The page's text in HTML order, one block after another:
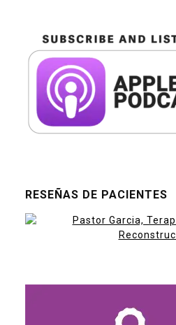
RESEÑAS DE PACIENTES